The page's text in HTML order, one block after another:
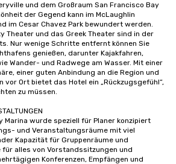
und dem Großraum San Francisco Bay
der Gegend kann im McLaughlin
im Cesar Chavez Park bewundert werden.
Theater und das Greek Theater sind in der
Nur wenige Schritte entfernt können Sie
genießen, darunter Kajakfahren,
Wander- und Radwege am Wasser. Mit einer
einer guten Anbindung an die Region und
vor Ort bietet das Hotel ein „Rückzugsgefühl“,
zu müssen.
Marina wurde speziell für Planer konzipiert
und Veranstaltungsräume mit viel
Kapazität für Gruppenräume und
alles von Vorstandssitzungen und
Konferenzen, Empfängen und